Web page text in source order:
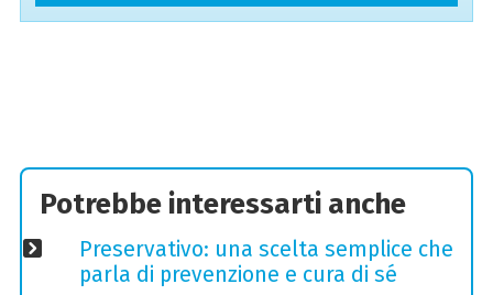
Potrebbe interessarti anche
Preservativo: una scelta semplice che
parla di prevenzione e cura di sé